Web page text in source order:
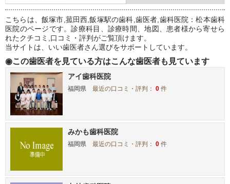
こちらは、飯塚市,菰田西,飯塚駅の歯科,歯医者,歯科医院：松本歯科
医院のページです。診療科目、診療時間、地図、患者様から寄せら
れたクチコミ,口コミ・評判がご覧頂けます。
当サイトは、いい歯医者さん選びをサポートしています。
◉この歯医者を見ている方はこんな歯医者も見ています
アイ歯科医院
福岡県 最近の口コミ・評判：0 件
みかも歯科医院
福岡県 最近の口コミ・評判：0 件